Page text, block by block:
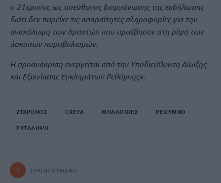
ο 21χρονος ως υπεύθυνος διοργάνωσης της εκδήλωσης
διότι δεν παρείχε τις απαραίτητες πληροφορίες για την
ανακάλυψη των δραστών που προέβησαν στη ρίψη των
άσκοπων πυροβολισμών.
Η προανάκριση ενεργείται από την Υποδιεύθυνση Δίωξης
και Εξιχνίασης Εγκλημάτων Ρεθύμνης».
21ΧΡΟΝΟΣ CRETA ΜΠΑΛΟΘΙΕΣ ΡΕΘΥΜΝΟ
ΣΥΤΛΛΗΨΗ
ΠΡΟΗΓΟΎΜΕΝΟ